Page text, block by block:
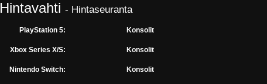
Hintavahti - Hintaseuranta
PlayStation 5: Konsolit
Xbox Series X/S: Konsolit
Nintendo Switch: Konsolit